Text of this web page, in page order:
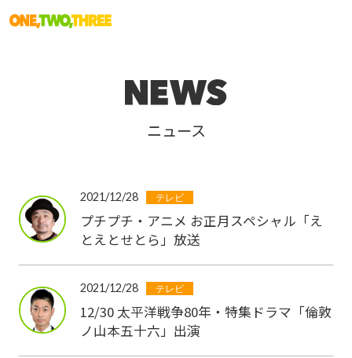
ニュース
2021/12/28 テレビ
プチプチ・アニメ お正月スペシャル「え
とえとせとら」放送
2021/12/28 テレビ
12/30 太平洋戦争80年・特集ドラマ「倫敦
ノ山本五十六」出演